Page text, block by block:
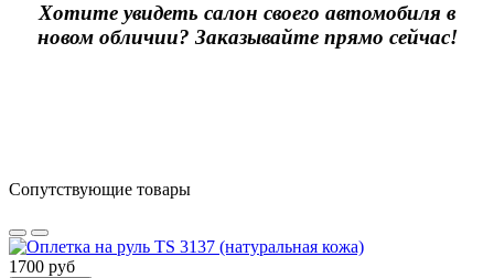
Хотите увидеть салон своего автомобиля в
новом обличии? Заказывайте прямо сейчас!
Сопутствующие товары
1700 руб